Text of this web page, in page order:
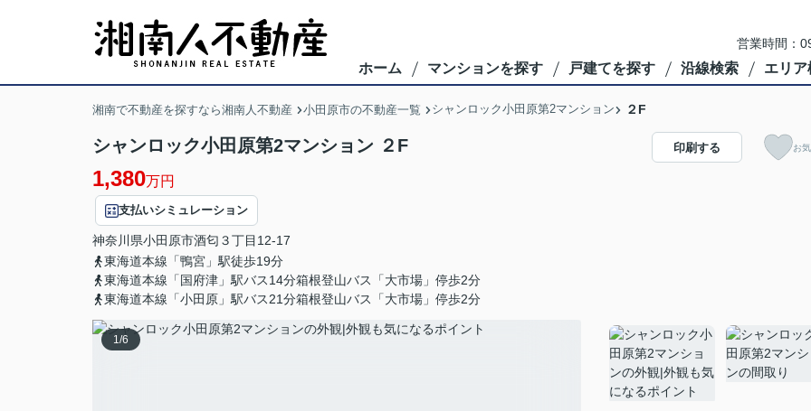
営業時間：
ホーム マンションを探す 戸建てを探す 沿線検索 エリア
湘南で不動産を探すなら湘南人不動産 小田原市の不動産一覧 シャンロック小田原第2マンション ２F
シャンロック小田原第2マンション ２F
1,380万円
支払いシミュレーション
神奈川県小田原市酒匂 ３丁目12-17
東海道本線「鴨宮」駅徒歩19分
東海道本線「国府津」駅バス14分箱根登山バス「大市場」停歩2分
東海道本線「小田原」駅バス21分箱根登山バス「大市場」停歩2分
印刷する お
1/6